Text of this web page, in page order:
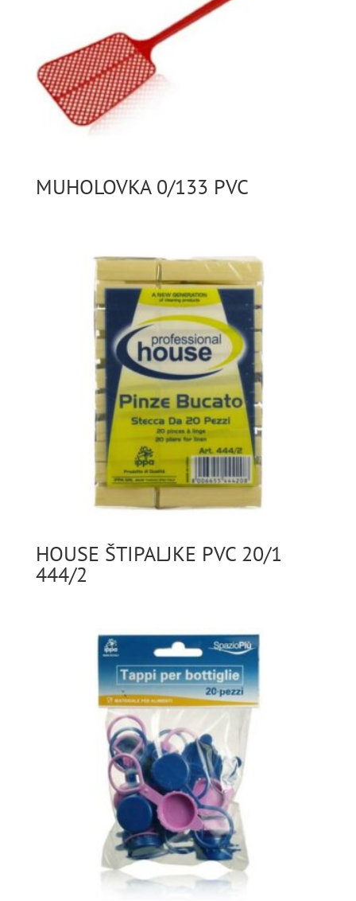
MUHOLOVKA 0/133 PVC
HOUSE ŠTIPALJKE PVC 20/1
444/2